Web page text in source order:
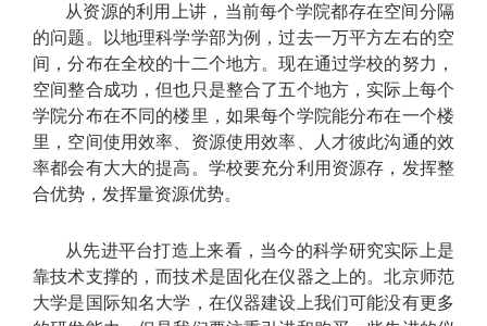
从资源的利用上讲，当前每个学院都存在空间分隔
的问题。以地理科学学部为例，过去一万平方左右的空
间，分布在全校的十二个地方。现在通过学校的努力，
空间整合成功，但也只是整合了五个地方，实际上每个
学院分布在不同的楼里，如果每个学院能分布在一个楼
里，空间使用效率、资源使用效率、人才彼此沟通的效
率都会有大大的提高。学校要充分利用资源存，发挥整
合优势，发挥量资源优势。
从先进平台打造上来看，当今的科学研究实际上是
靠技术支撑的，而技术是固化在仪器之上的。北京师范
大学是国际知名大学，在仪器建设上我们可能没有更多